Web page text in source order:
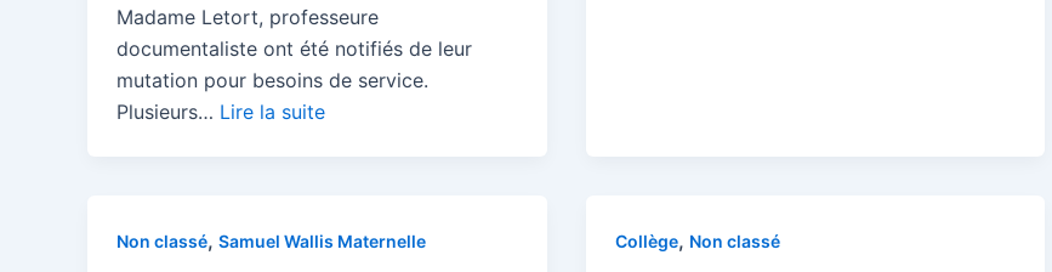
Madame Letort, professeure
documentaliste ont été notifiés de leur
mutation pour besoins de service.
Plusieurs… Lire la suite
Non classé, Samuel Wallis Maternelle Collège, Non classé